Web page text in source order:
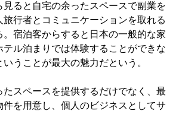
ると自宅の余ったスペースで副業を
行者とコミュニケーションを取れる
。宿泊客からすると日本の一般的な家
テル泊まりでは体験することができな
うことが最大の魅力だという。
スペースを提供するだけでなく、最
を用意し、個人のビジネスとしてサ